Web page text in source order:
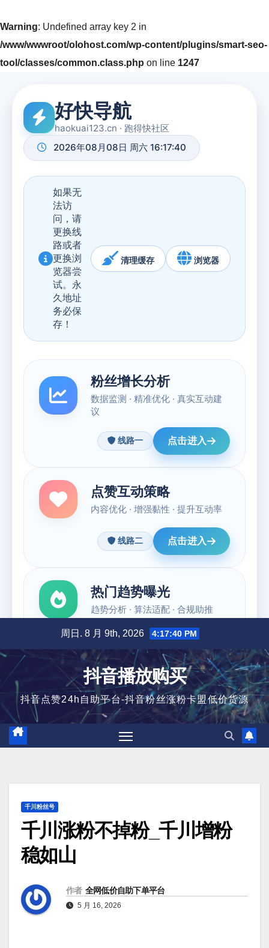
Warning: Undefined array key 2 in
/www/wwwroot/olohost.com/wp-content/plugins/smart-seo-
tool/classes/common.class.php on line 1247
容
周日. 8 月 9th, 2026 4:17:41 PM
抖音播放购买
抖音点赞24h自助平台-抖音粉丝涨粉卡盟低价货源
千川粉丝号
千川涨粉不掉粉_千川增粉
稳如山
作者 全网低价自助下单平台
5 月 16, 2026